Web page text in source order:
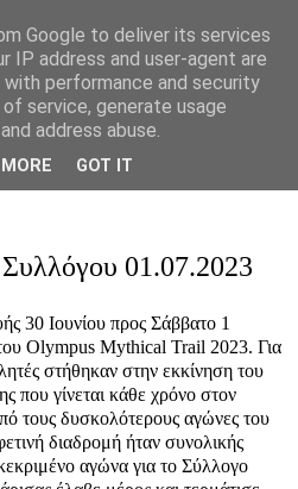
Ιπποκράτειος
01.07.2023
30 Ιουνίου προς Σάββατο 1
Olympus Mythical Trail 2023. Για
στήθηκαν στην εκκίνηση του
που γίνεται κάθε χρόνο στον
τους δυσκολότερους αγώνες του
διαδρομή ήταν συνολικής
αγώνα για το Σύλλογο
Google to deliver its services
IP address and user-agent are
performance and security
service, generate usage
address abuse.
GOT IT